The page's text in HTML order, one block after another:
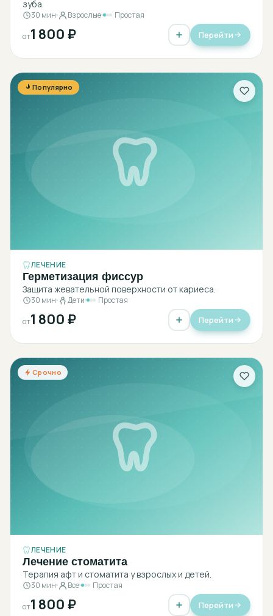
зуба.
30 мин Взрослые Простая
от1 800 ₽ Перейти
Популярно
ЛЕЧЕНИЕ
Герметизация фиссур
Защита жевательной поверхности от кариеса.
30 мин Дети Простая
от1 800 ₽ Перейти
Срочно
ЛЕЧЕНИЕ
Лечение стоматита
Терапия афт и стоматита у взрослых и детей.
30 мин Все Простая
от1 800 ₽ Перейти